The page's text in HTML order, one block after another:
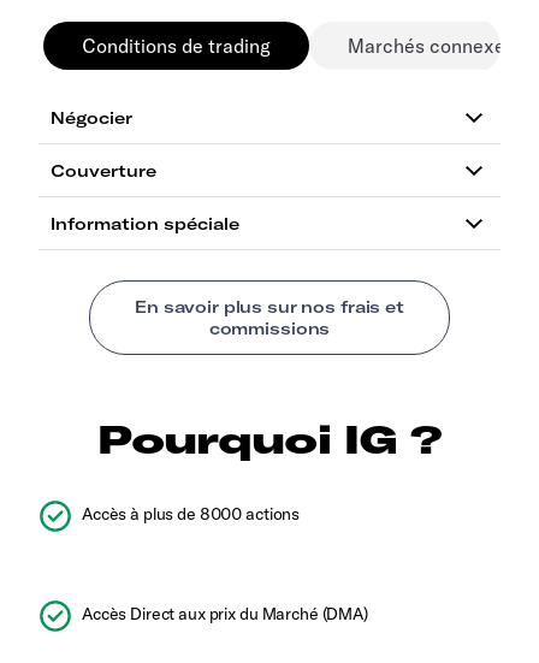
Conditions de trading Marchés connexes
Pourquoi IG ?
Accès à plus de 8000 actions
Accès Direct aux prix du Marché (DMA)